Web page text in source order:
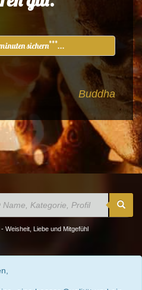
sichern***...
Buddha
Weisheit, Liebe und Mitgefühl